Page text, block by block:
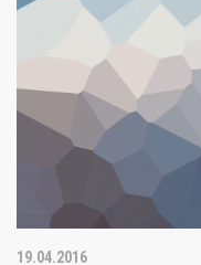
19.04.2016